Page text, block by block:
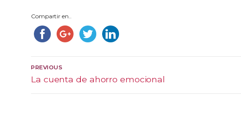
Compartir en..
Navegación
de
PREVIOUS
Previous
La cuenta de ahorro emocional